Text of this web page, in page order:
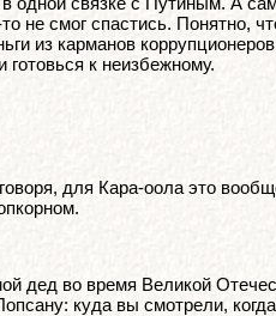
смог спастись. Понятно,
из карманов
к неизбежному.
для Кара-оола это
дед во время Великой
куда вы смотрели,